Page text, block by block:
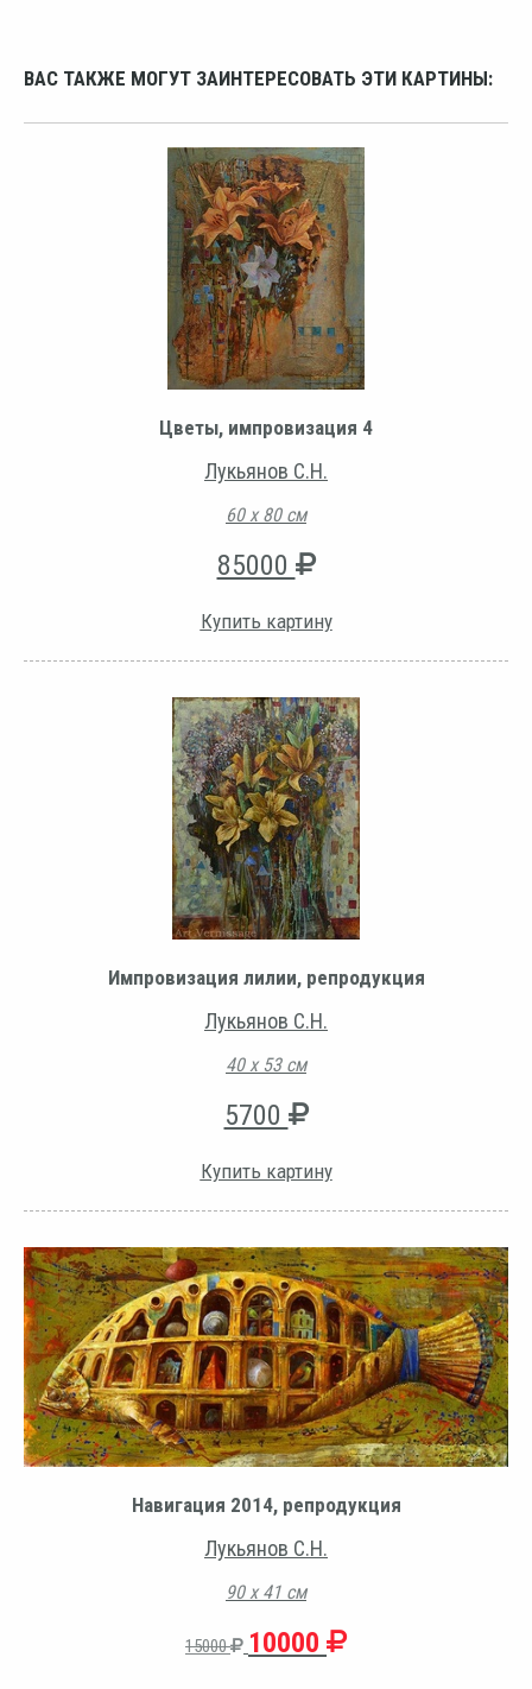
ВАС ТАКЖЕ МОГУТ ЗАИНТЕРЕСОВАТЬ ЭТИ КАРТИНЫ:
Цветы, импровизация 4
Лукьянов С.Н.
60 х 80 см
85000
Купить картину
Импровизация лилии, репродукция
Лукьянов С.Н.
40 х 53 см
5700
Купить картину
Навигация 2014, репродукция
Лукьянов С.Н.
90 х 41 см
15000 10000